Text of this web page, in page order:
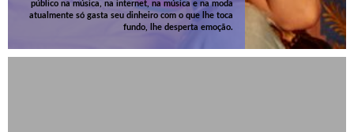
público na música, na internet, na música e na moda
atualmente só gasta seu dinheiro com o que lhe toca
fundo, lhe desperta emoção.